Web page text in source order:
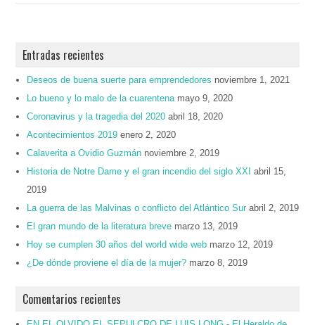
Entradas recientes
Deseos de buena suerte para emprendedores noviembre 1, 2021
Lo bueno y lo malo de la cuarentena mayo 9, 2020
Coronavirus y la tragedia del 2020 abril 18, 2020
Acontecimientos 2019 enero 2, 2020
Calaverita a Ovidio Guzmán noviembre 2, 2019
Historia de Notre Dame y el gran incendio del siglo XXI
abril 15,
2019
La guerra de las Malvinas o conflicto del Atlántico Sur abril 2, 2019
El gran mundo de la literatura breve marzo 13, 2019
Hoy se cumplen 30 años del world wide web marzo 12, 2019
¿De dónde proviene el día de la mujer? marzo 8, 2019
Comentarios recientes